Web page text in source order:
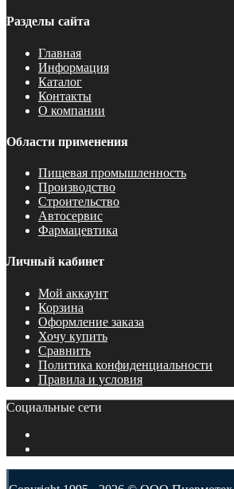
Разделы сайта
Главная
Информация
Каталог
Контакты
О компании
Области применения
Пищевая промышленность
Производство
Строительство
Автосервис
Фармацевтика
Личный кабинет
Мой аккаунт
Корзина
Оформление заказа
Хочу купить
Сравнить
Политика конфиденциальности
Правила и условия
Социальные сети